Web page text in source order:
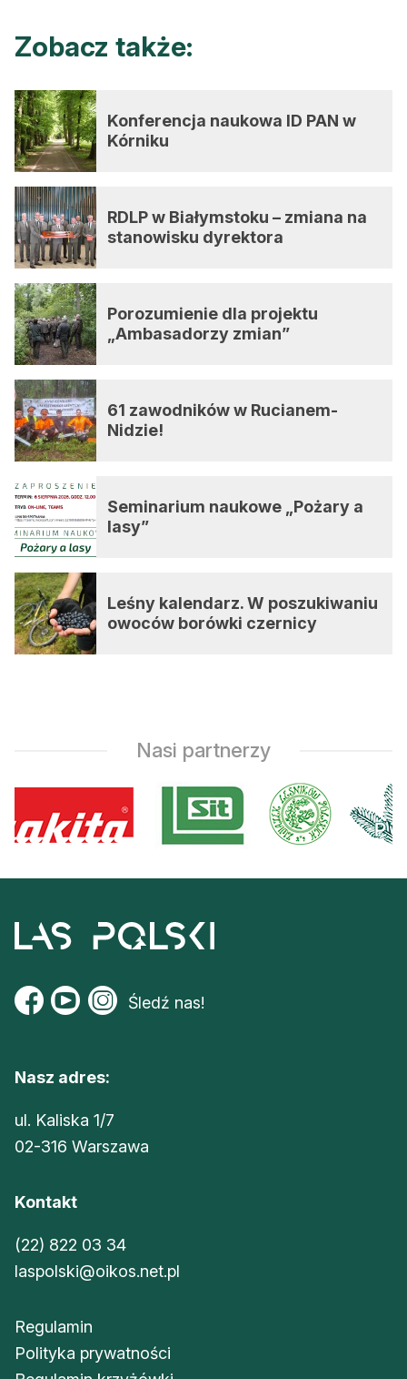
Zobacz także:
Konferencja naukowa ID PAN w
Kórniku
RDLP w Białymstoku – zmiana na
stanowisku dyrektora
Porozumienie dla projektu
„Ambasadorzy zmian”
61 zawodników w Rucianem-
Nidzie!
Seminarium naukowe „Pożary a
lasy”
Leśny kalendarz. W poszukiwaniu
owoców borówki czernicy
Nasi partnerzy
Śledź nas!
Nasz adres:
ul. Kaliska 1/7
02-316 Warszawa
Kontakt
(22) 822 03 34
laspolski@oikos.net.pl
Regulamin
Polityka prywatności